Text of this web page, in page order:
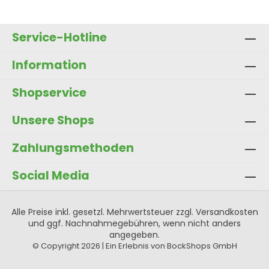
Service-Hotline
Information
Shopservice
Unsere Shops
Zahlungsmethoden
Social Media
Alle Preise inkl. gesetzl. Mehrwertsteuer zzgl. Versandkosten
und ggf. Nachnahmegebühren, wenn nicht anders
angegeben.
© Copyright 2026 | Ein Erlebnis von BockShops GmbH